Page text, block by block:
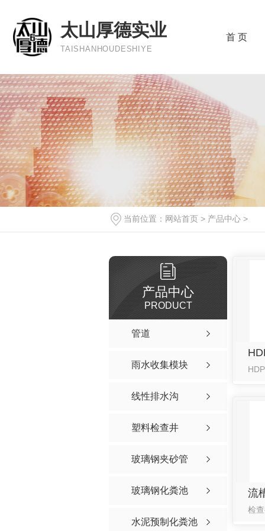
太山厚德实业
TAISHANHOUDESHIYE
首 页
当前位置： 网站首页 > 产品中心 >
产品中心
PRODUCT
管道
雨水收集模块
线性排水沟
塑料检查井
玻璃钢夹砂管
玻璃钢化粪池
水泥预制化粪池
流